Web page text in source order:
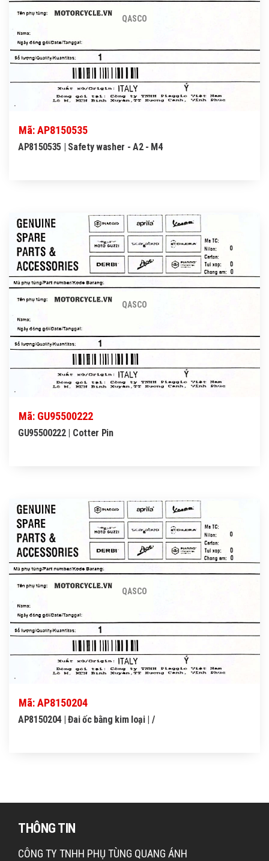
QASCO
Mã: AP8150535
AP8150535 | Safety washer - A2 - M4
QASCO
Mã: GU95500222
GU95500222 | Cotter Pin
QASCO
Mã: AP8150204
AP8150204 | Đai ốc bằng kim loại | /
THÔNG TIN
CÔNG TY TNHH PHỤ TÙNG QUANG ÁNH